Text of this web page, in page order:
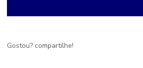
Gostou? compartilhe!